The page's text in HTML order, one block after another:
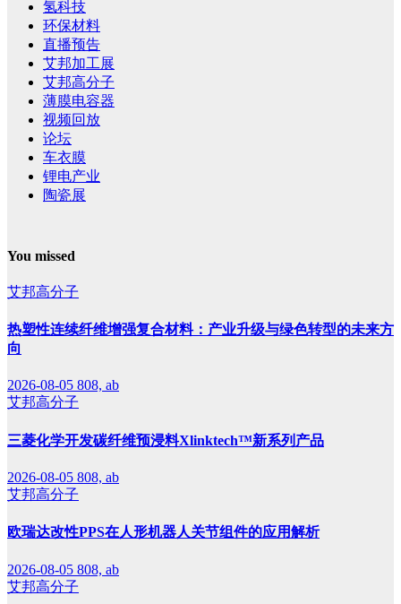
氢科技
环保材料
直播预告
艾邦加工展
艾邦高分子
薄膜电容器
视频回放
论坛
车衣膜
锂电产业
陶瓷展
You missed
艾邦高分子
热塑性连续纤维增强复合材料：产业升级与绿色转型的未来方
向
2026-08-05 808, ab
艾邦高分子
三菱化学开发碳纤维预浸料Xlinktech™新系列产品
2026-08-05 808, ab
艾邦高分子
欧瑞达改性PPS在人形机器人关节组件的应用解析
2026-08-05 808, ab
艾邦高分子